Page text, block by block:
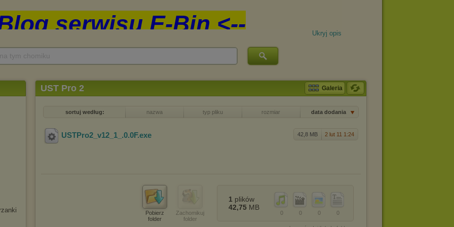
Ukryj opis
UST Pro 2 Galeria
sortuj według: nazwa typ pliku rozmiar data dodania
42,8 MB 2 lut 11 1:24
USTPro2_v12_1_.0.0F.exe
Pobierz
folder
Zachomikuj
folder
0
0
0
0
1 plików
42,75 MB